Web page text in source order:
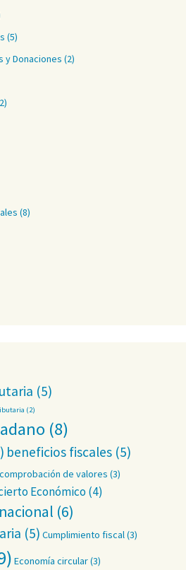
(5)
y Donaciones (2)
(8)
(5)
(2)
(8)
beneficios fiscales (5)
comprobación de valores (3)
Económico(4)
(6)
(5) Cumplimiento fiscal(3)
Economía circular(3)